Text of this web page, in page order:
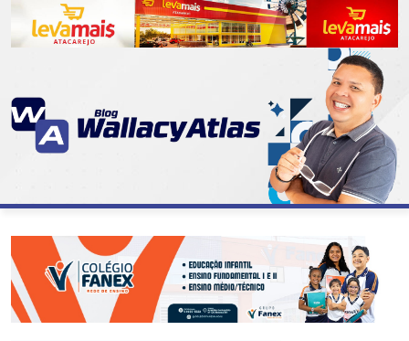
07
DE
ABASTECIMENTO
AÇÃO
SOCIAL